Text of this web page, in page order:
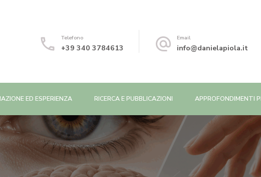
Telefono
+39 340 3784613
Email
info@danielapiola.it
ED ESPERIENZA RICERCA E PUBBLICAZIONI APPROFONDIMENTI